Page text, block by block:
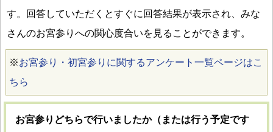
す。回答していただくとすぐに回答結果が表示され、みな
さんのお宮参りへの関心度合いを見ることができます。
※お宮参り・初宮参りに関するアンケート一覧ページはこ
ちら
お宮参りどちらで行いましたか（または行う予定です